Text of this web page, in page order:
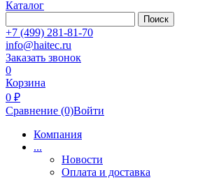
Каталог
Поиск
+7 (499) 281-81-70
info@haitec.ru
Заказать звонок
0
Корзина
0 ₽
Сравнение (0)Войти
Компания
...
Новости
Оплата и доставка